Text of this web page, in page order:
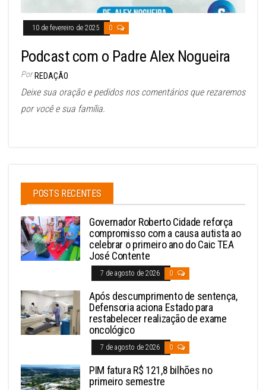
10 de fevereiro de 2025 0
Podcast com o Padre Alex Nogueira
Por REDAÇÃO
Deixe sua oração e pedidos nos comentários que rezaremos
por você e sua família.
POSTS RECENTES
Governador Roberto Cidade reforça
compromisso com a causa autista ao
celebrar o primeiro ano do Caic TEA
José Contente
7 de agosto de 2026 0
Após descumprimento de sentença,
Defensoria aciona Estado para
restabelecer realização de exame
oncológico
7 de agosto de 2026 0
PIM fatura R$ 121,8 bilhões no
primeiro semestre